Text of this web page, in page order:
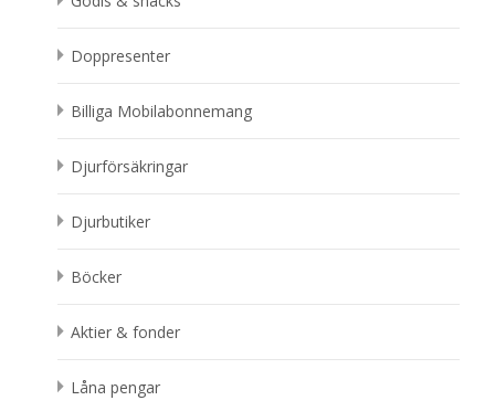
Doppresenter
Billiga Mobilabonnemang
Djurförsäkringar
Djurbutiker
Böcker
Aktier & fonder
Låna pengar